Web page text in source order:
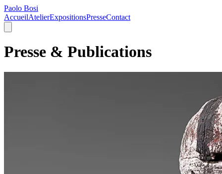
Paolo Bosi
AccueilAtelierExpositionsPresseContact
Presse & Publications